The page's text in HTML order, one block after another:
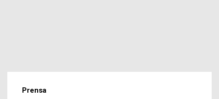
Prensa